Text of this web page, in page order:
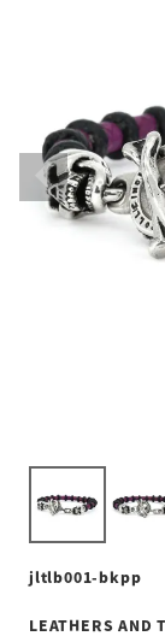
jltlb001-bkpp
LEATHERS AND